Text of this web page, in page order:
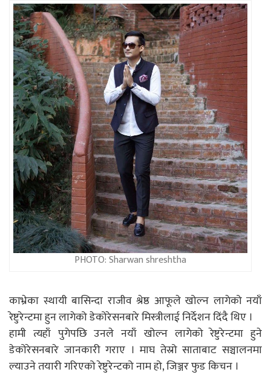
PHOTO: Sharwan shreshtha
काभ्रेका स्थायी बासिन्दा राजीव श्रेष्ठ आफूले खोल्न लागेको नयाँ
रेष्टुरेन्टमा हुन लागेको डेकोरेसनबारे मिस्त्रीलाई निर्देशन दिंदै थिए ।
हामी त्यहाँ पुगेपछि उनले नयाँ खोल्न लागेको रेष्टुरेन्टमा हुने
डेकोरेसनबारे जानकारी गराए । माघ तेस्रो साताबाट सञ्चालनमा
ल्याउने तयारी गरिएको रेष्टुरेन्टको नाम हो, जिञ्जर फुड किचन ।